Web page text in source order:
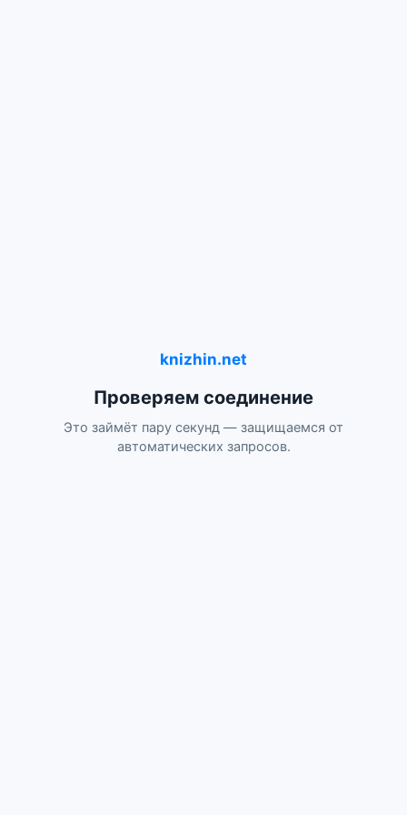
knizhin.net
Проверяем соединение
Это займёт пару секунд — защищаемся от
автоматических запросов.